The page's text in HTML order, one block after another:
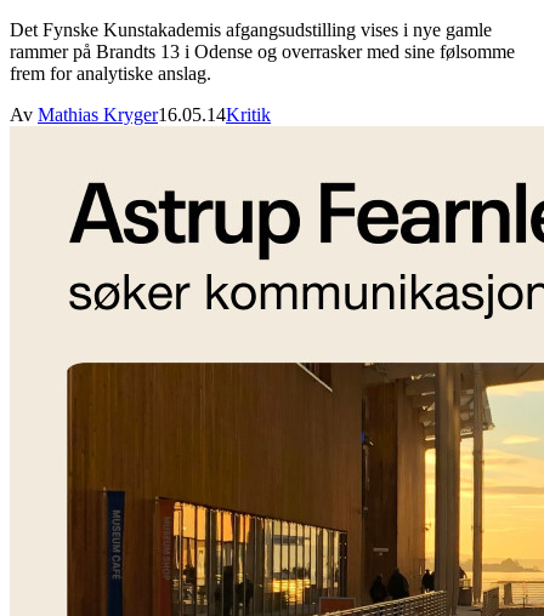
Det Fynske Kunstakademis afgangsudstilling vises i nye gamle
rammer på Brandts 13 i Odense og overrasker med sine følsomme
frem for analytiske anslag.
Av Mathias Kryger16.05.14Kritik